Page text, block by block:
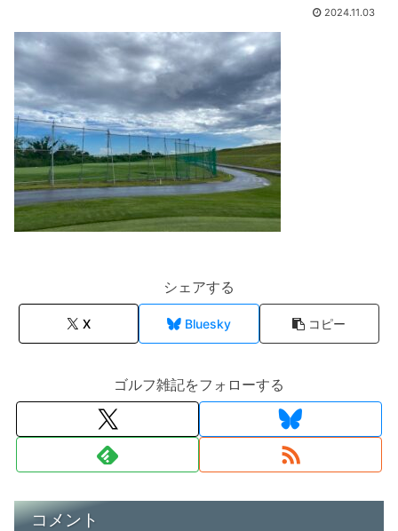
2024.11.03
シェアする
X Bluesky コピー
ゴルフ雑記をフォローする
コメント